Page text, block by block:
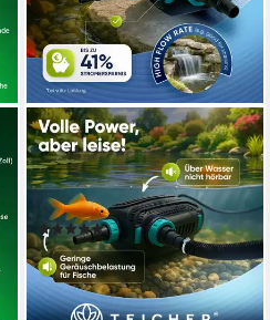
TEICHER
Teichpumpe Effiziente
Filterpumpe für Teich, 3000,
5200, 7000, 10000 l/h
(8)
ab 69,99 € 79,99 €
-13%
lieferbar - in 3-4 Werktagen bei dir